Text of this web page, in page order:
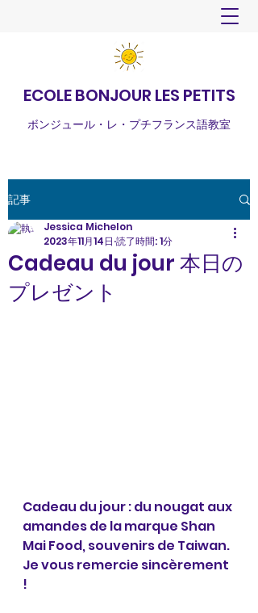
ECOLE BONJOUR LES PETITS
ボンジュール・レ・プチフランス語教室
記事
Cadeau du jour 本日の
プレゼント
Jessica Michelon
2023年11月14日 読了時間: 1分
Cadeau du jour : du nougat aux
amandes de la marque Shan
Mai Food, souvenirs de Taiwan.
Je vous remercie sincèrement
!